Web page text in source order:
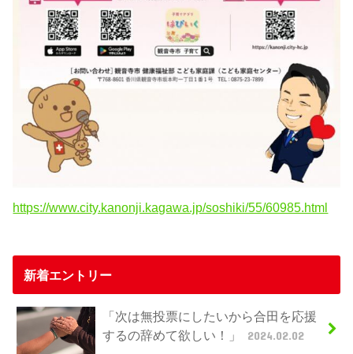
https://www.city.kanonji.kagawa.jp/soshiki/55/60985.html
新着エントリー
「次は無投票にしたいから合田を応援
するの辞めて欲しい！」
2024.02.02